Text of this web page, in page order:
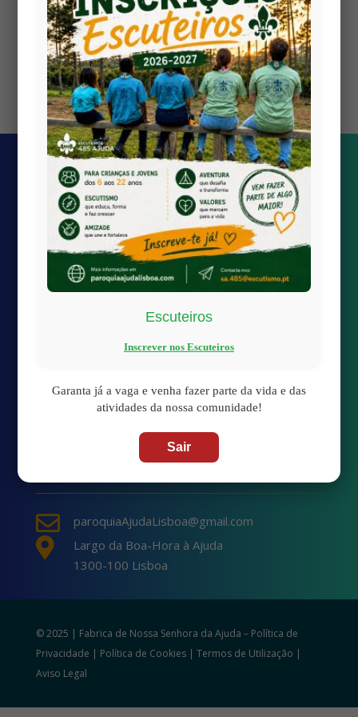
👉 Saiba mais sobre os Azulejos da Igreja da Ajuda
Views: 0
Quick links
Transmissão Online
 paroquiaAjudaLisboa@gmail.com

Largo da Boa-Hora à Ajuda
1300-100 Lisboa
© 2025 | Fabrica de Nossa Senhora da Ajuda – Política de
Privacidade | Política de Cookies| Termos de Utilização |
Aviso Legal
Escuteiros
Inscrever nos Escuteiros
Garanta já a vaga e venha fazer parte da vida e das
atividades da nossa comunidade!
Sair